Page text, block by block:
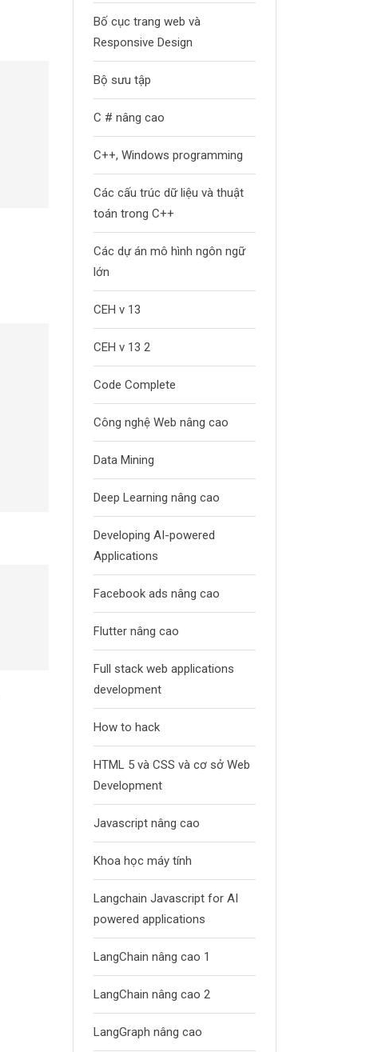
Bố cục trang web và
Responsive Design
Bộ sưu tập
C # nâng cao
C++, Windows programming
Các cấu trúc dữ liệu và thuật
toán trong C++
Các dự án mô hình ngôn ngữ
lớn
CEH v 13
CEH v 13 2
Code Complete
Công nghệ Web nâng cao
Data Mining
Deep Learning nâng cao
Developing AI-powered
Applications
Facebook ads nâng cao
Flutter nâng cao
Full stack web applications
development
How to hack
HTML 5 và CSS và cơ sở Web
Development
Javascript nâng cao
Khoa học máy tính
Langchain Javascript for AI
powered applications
LangChain nâng cao 1
LangChain nâng cao 2
LangGraph nâng cao